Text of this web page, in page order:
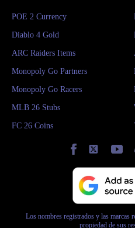
numerosas cuentas
de los favoritos entre los
POE 2 Currency
Diablo 4 Gold
ARC Raiders Items
Monopoly Go Partners
Monopoly Go Racers
MLB 26 Stubs
FC 26 Coins
Los nombres registrados y las marcas
propiedad de sus